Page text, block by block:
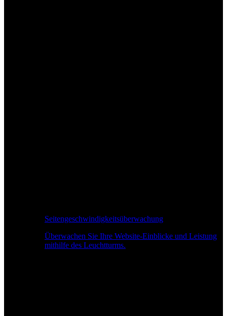
Seitengeschwindigkeitsüberwachung
Überwachen Sie Ihre Website-Einblicke und Leistung
mithilfe des Leuchtturms.